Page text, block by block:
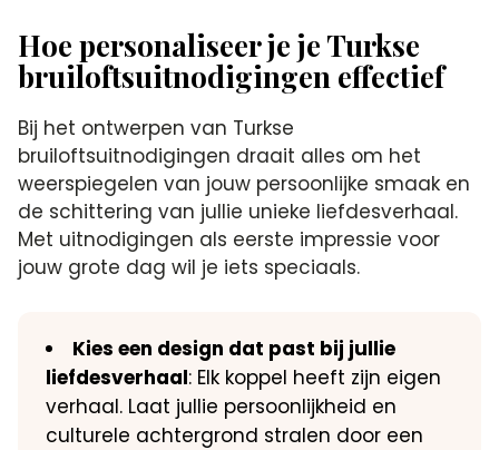
Hoe personaliseer je je Turkse
bruiloftsuitnodigingen effectief
Bij het ontwerpen van Turkse
bruiloftsuitnodigingen draait alles om het
weerspiegelen van jouw persoonlijke smaak en
de schittering van jullie unieke liefdesverhaal.
Met uitnodigingen als eerste impressie voor
jouw grote dag wil je iets speciaals.
Kies een design dat past bij jullie
liefdesverhaal: Elk koppel heeft zijn eigen
verhaal. Laat jullie persoonlijkheid en
culturele achtergrond stralen door een